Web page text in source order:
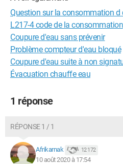
Question sur la consommation d
L217-4 code de la consommation
Coupure d'eau sans prévenir
Problème compteur d'eau bloqué
Coupure d'eau suite à non
Évacuation chauffe eau
1 réponse
RÉPONSE 1 / 1
Afrikarnak 12 172
10 août 2020 à 17:54